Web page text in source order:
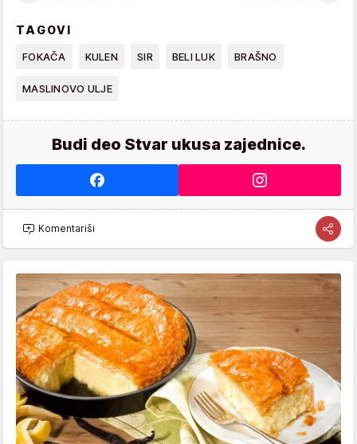
TAGOVI
FOKAČA KULEN SIR BELI LUK BRAŠNO
MASLINOVO ULJE
Budi deo Stvar ukusa zajednice.
Komentariši